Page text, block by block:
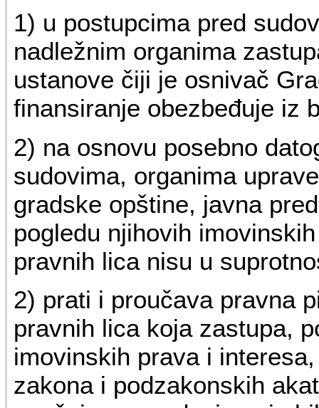
1) u postupcima pred
nadležnim organima
ustanove čiji je osnivač
finansiranje obezbeđuje iz
2) na osnovu posebno
sudovima, organima
gradske opštine, javna
pogledu njihovih
pravnih lica nisu u
2) prati i proučava pravna
pravnih lica koja zastupa,
imovinskih prava i
zakona i podzakonskih